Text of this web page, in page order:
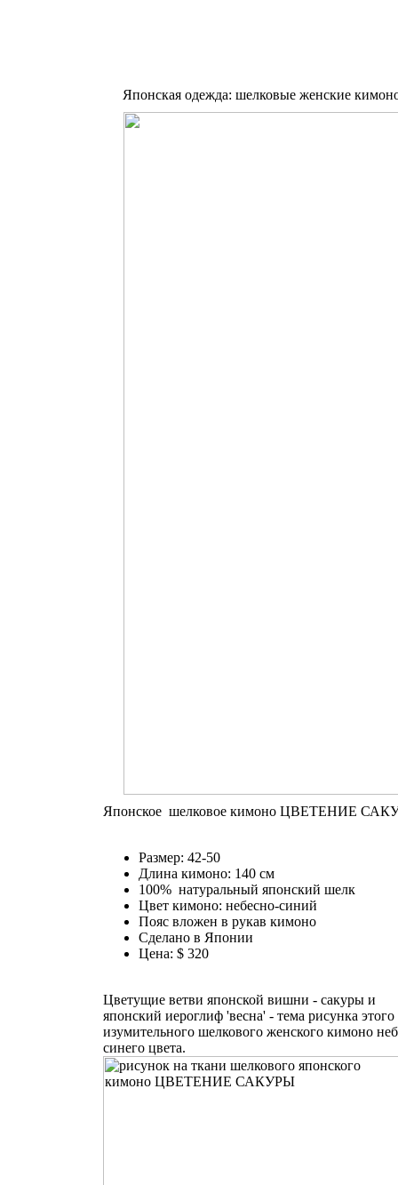
Японская одежда: шелковые женские
Японское шелковое кимоно ЦВЕТЕНИЕ
Размер: 42-50
Длина кимоно: 140 см
100% натуральный японский шелк
Цвет кимоно: небесно-синий
Пояс вложен в рукав кимоно
Сделано в Японии
Цена: $ 320
Цветущие ветви японской вишни - сакуры и
японский иероглиф 'весна' - тема рисунка этого
изумительного шелкового женского кимоно
синего цвета.